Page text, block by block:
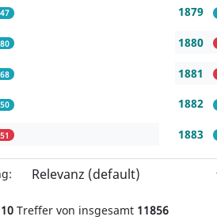
1879
1880
1881
1882
1883
Treffer von insgesamt 11856